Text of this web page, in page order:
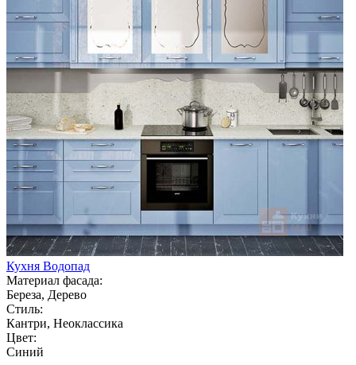
Кухня Водопад
Материал фасада:
Береза, Дерево
Стиль:
Кантри, Неоклассика
Цвет:
Синий